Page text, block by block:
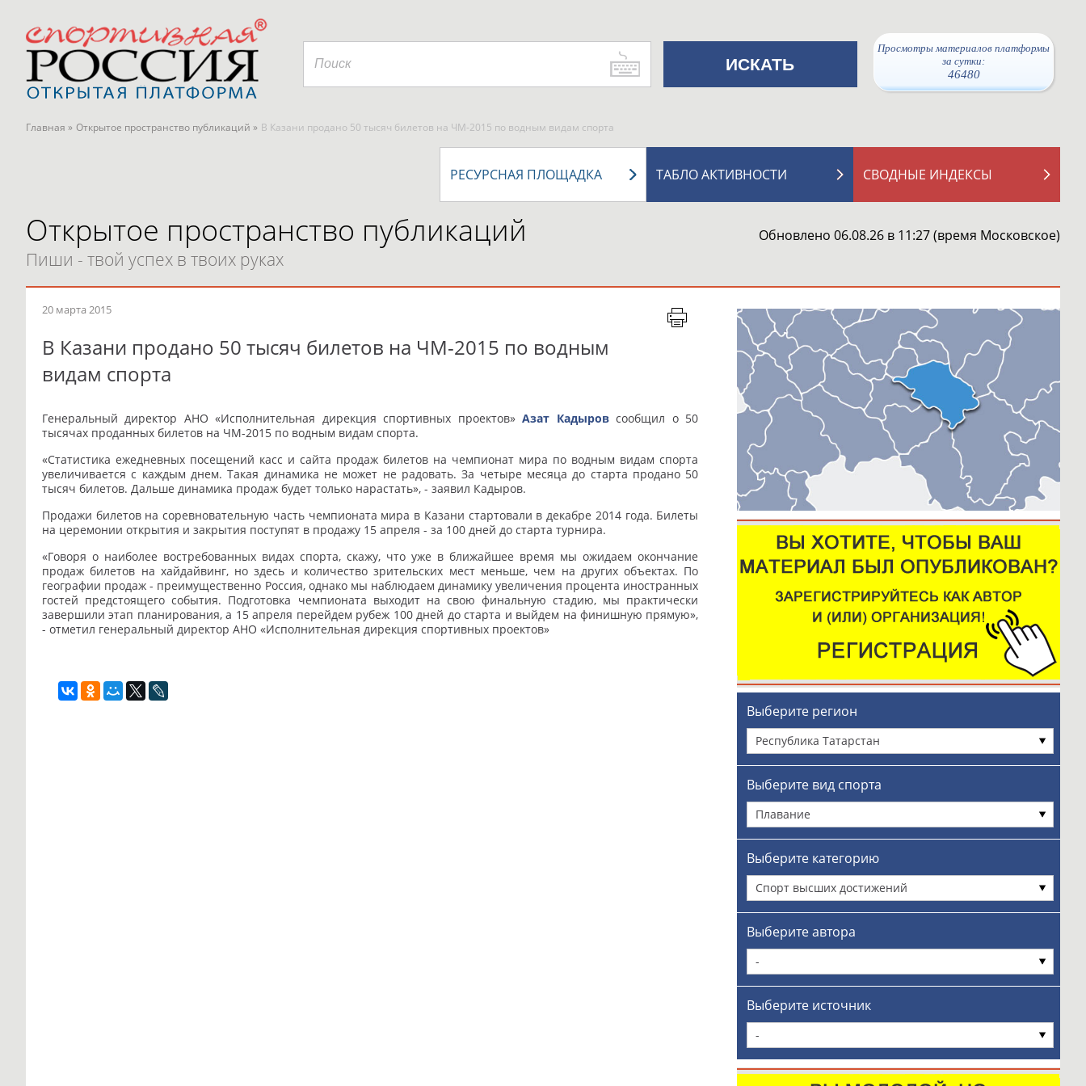
Просмотры материалов платформы
за сутки:
46480
Главная » Открытое пространство публикаций » В Казани продано 50 тысяч билетов на ЧМ-2015 по водным видам спорта
СВОДНЫЕ ИНДЕКСЫ
ТАБЛО АКТИВНОСТИ
РЕСУРСНАЯ ПЛОЩАДКА
Открытое пространство публикаций
Пиши - твой успех в твоих руках
Обновлено 06.08.26 в 11:27 (время Московское)
20 марта 2015
В Казани продано 50 тысяч билетов на ЧМ-2015 по водным
видам спорта
Генеральный директор АНО «Исполнительная дирекция спортивных проектов»Азат Кадыровсообщил о 50
тысячах проданных билетов на ЧМ-2015 по водным видам спорта.
«Статистика ежедневных посещений касс и сайта продаж билетов на чемпионат мира по водным видам спорта
увеличивается с каждым днем. Такая динамика не может не радовать. За четыре месяца до старта продано 50
тысяч билетов. Дальше динамика продаж будет только нарастать», - заявил Кадыров.
Продажи билетов на соревновательную часть чемпионата мира в Казани стартовали в декабре 2014 года. Билеты
на церемонии открытия и закрытия поступят в продажу 15 апреля - за 100 дней до старта турнира.
«Говоря о наиболее востребованных видах спорта, скажу, что уже в ближайшее время мы ожидаем окончание
продаж билетов на хайдайвинг, но здесь и количество зрительских мест меньше, чем на других объектах. По
географии продаж - преимущественно Россия, однако мы наблюдаем динамику увеличения процента иностранных
гостей предстоящего события. Подготовка чемпионата выходит на свою финальную стадию, мы практически
завершили этап планирования, а 15 апреля перейдем рубеж 100 дней до старта и выйдем на финишную прямую»,
- отметил генеральный директор АНО «Исполнительная дирекция спортивных проектов»
Выберите регион
Республика Татарстан
Выберите вид спорта
Плавание
Выберите категорию
Спорт высших достижений
Выберите автора
-
Выберите источник
-